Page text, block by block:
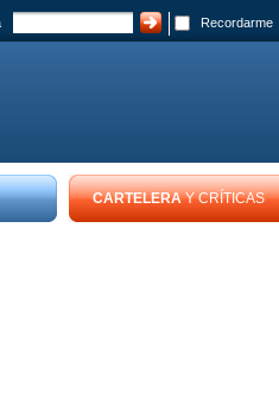
Recordarme
CARTELERAY CRÍTICAS